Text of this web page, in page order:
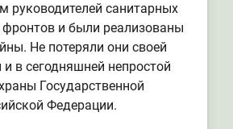
руководителей санитарных
фронтов и были реализованы
Не потеряли они своей
и в сегодняшней непростой
Государственной
Федерации.